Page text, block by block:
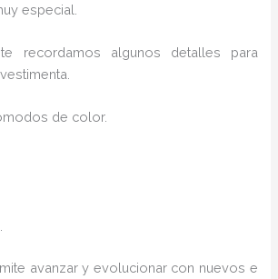
especial.
recordamos algunos detalles para
de color.
avanzar y evolucionar con nuevos e